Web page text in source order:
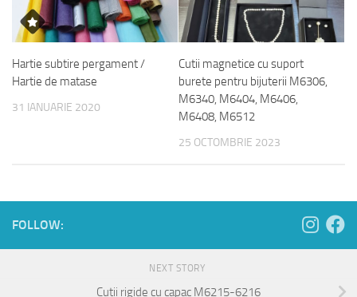
Hartie subtire pergament /
Hartie de matase
31 IANUARIE 2020
Cutii magnetice cu suport
burete pentru bijuterii M6306,
M6340, M6404, M6406,
M6408, M6512
25 OCTOMBRIE 2023
FOLLOW:
NEXT STORY
Cutii rigide cu capac M6215-6216